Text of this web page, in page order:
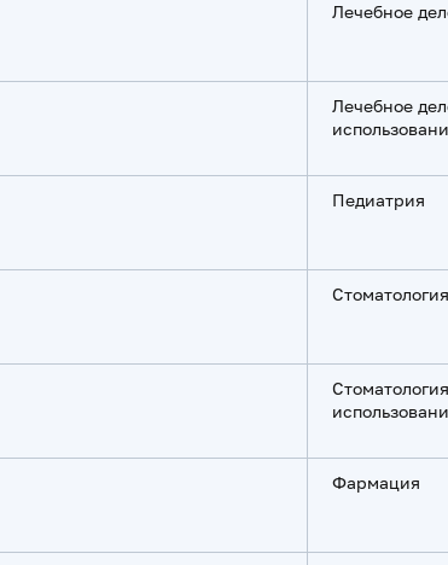
Лечебное
Лечебное
Педиатрия
Стоматология
Фармация